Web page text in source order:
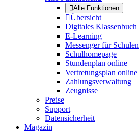
Alle Funktionen
Übersicht
Digitales Klassenbuch
E-Learning
Messenger für Schulen
Schulhomepage
Stundenplan online
Vertretungsplan online
Zahlungsverwaltung
Zeugnisse
Preise
Support
Datensicherheit
Magazin